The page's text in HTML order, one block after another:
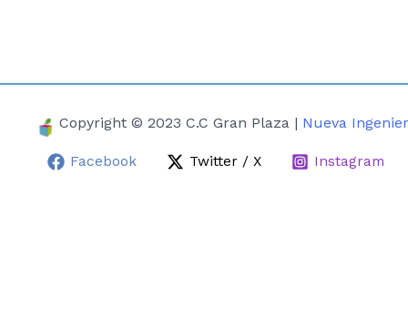
Copyright © 2023 C.C Gran Plaza | Nueva
Facebook Twitter / X Instagram